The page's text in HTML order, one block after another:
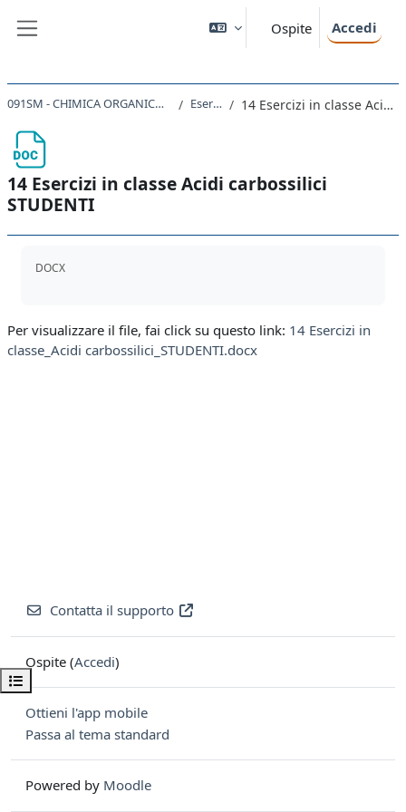
Ospite Accedi
Apri indice del corso
091SM - CHIMICA ORGANICA CON LABORATORIO 2023 Esercitazioni 14 Esercizi in classe Acidi carbossilici STUDENTI
14 Esercizi in classe Acidi carbossilici
STUDENTI
DOCX
Per visualizzare il file, fai click su questo link: 14 Esercizi in
classe_Acidi carbossilici_STUDENTI.docx
Contatta il supporto
Ospite (Accedi)
Ottieni l'app mobile
Passa al tema standard
Powered by Moodle